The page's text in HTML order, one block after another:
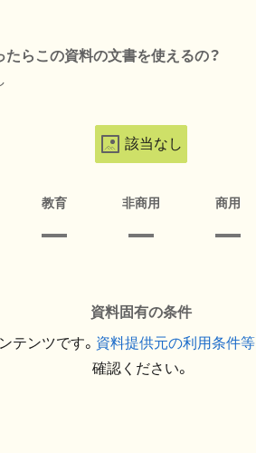
たらこの資料の文書を使えるの？
該当なし
教育 非商用 商用
資料固有の条件
テンツです。 資料提供元の利用条件等
確認ください。